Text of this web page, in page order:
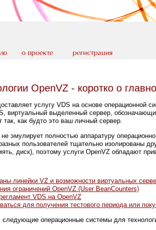
OpenVZ - коротко о
услугу VDS на основе операционной
виртуальный выделенный сервер,
так, как будто это ваш личный сервер.
эмулирует полностью аппаратуру
пользователей тщательно изолированы
диск), поэтому услуги OpenVZ обладают
линейки VZ и возможности виртуальных
ограничений OpenVZ (User BeanCounters)
VDS на OpenVZ
для получения тестового периода или
операционные системы для